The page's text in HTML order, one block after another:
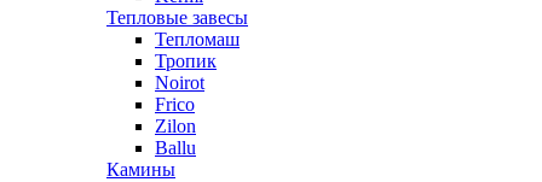
Тепловые завесы
Тепломаш
Тропик
Noirot
Frico
Zilon
Ballu
Камины